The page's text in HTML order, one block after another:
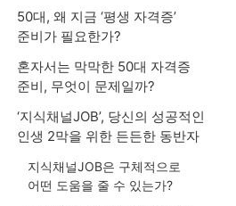
50대, 왜 지금 ‘평생 자격증’
준비가 필요한가?
혼자서는 막막한 50대 자격증
준비, 무엇이 문제일까?
‘지식채널JOB’, 당신의 성공적인
인생 2막을 위한 든든한 동반자
지식채널JOB은 구체적으로
어떤 도움을 줄 수 있는가?